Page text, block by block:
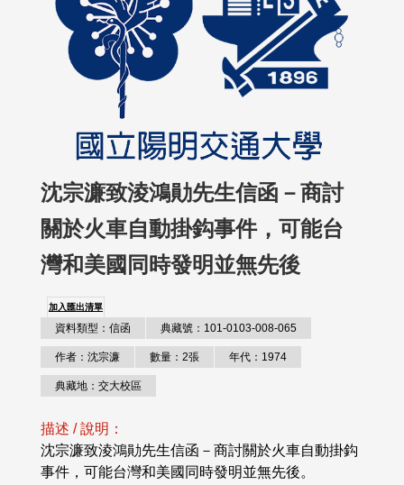
沈宗濂致淩鴻勛先生信函－商討
關於火車自動掛鈎事件，可能台
灣和美國同時發明並無先後
加入匯出清單
資料類型：信函 典藏號：101-0103-008-065
作者：沈宗濂 數量：2張 年代：1974
典藏地：交大校區
描述 / 說明：
沈宗濂致淩鴻勛先生信函－商討關於火車自動掛鈎
事件，可能台灣和美國同時發明並無先後。